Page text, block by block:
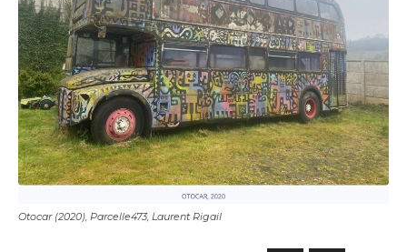
Otocar (2020), Parcelle473, Laurent Rigail